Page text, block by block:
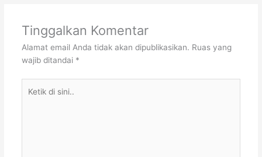
Tinggalkan Komentar
Alamat email Anda tidak akan dipublikasikan. Ruas yang
wajib ditandai *